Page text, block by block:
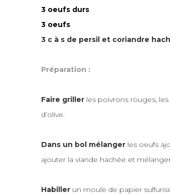
3 oeufs durs
3 oeufs
3 c à s de persil et coriandre
Préparation :
Faire griller les poivrons rouges,
d’olive.
Dans un bol mélanger les oeufs
ajouter la viande hachée et
Habiller un moule de papier